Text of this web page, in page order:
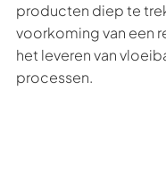
producten diep te
voorkoming van een
het leveren van
processen.